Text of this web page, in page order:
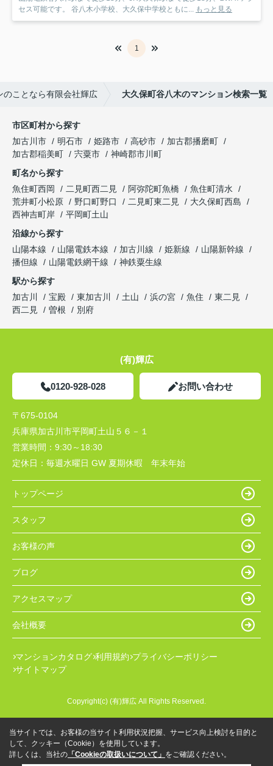
セス可能です。 谷八木小学校、大久保中学校ともに... もっと見る
1
ことなら有限会社輝広 大久保町谷八木のマンション検索一覧
市区町村から探す
加古川市
明石市 姫路市 高砂市
加古郡播磨町
加古郡稲美町
宍粟市
神崎郡市川町
町名から探す
魚住町西岡
二見町西二見 阿弥陀町魚橋
魚住町清水
荒井町小松原
野口町野口 二見町東二見
大久保町西島
西神吉町岸
平岡町土山
沿線から探す
山陽本線
山陽電鉄本線 加古川線 姫新線
山陽新幹線
播但線
山陽電鉄網干線
神鉄粟生線
駅から探す
加古川
宝殿 東加古川 土山 浜の宮 魚住
東二見
西二見
曽根 別府
(有)輝広
0120-928-028 お問い合わせ
〒675-0104
兵庫県加古川市平岡町土山５６－１
営業時間： 9:30～18:30
定休日： 毎週水曜日 GW 夏期休暇 年末年始
トップページ
スタッフ
お客様の声
ブログ
アクセスマップ
会社概要
マンションカタログ 利用規約 プライバシーポリシー
サイトマップ
Copyright(c) (有)輝広 All Rights Reserved.
当サイトでは、お客様の当サイト利用状況把握、サービス向上検討を目的と
して、クッキー（Cookie）を使用しています。
詳しくは、当社の 「Cookieの取扱いについて」 をご確認ください。